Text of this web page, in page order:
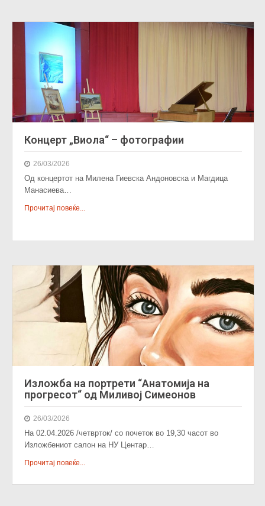
Концерт „Виола“ – фотографии
26/03/2026
Од концертот на Милена Гиевска Андоновска и Магдица
Манасиева…
Прочитај повеќе...
Изложба на портрети “Анатомија на
прогресот“ од Миливој Симеонов
26/03/2026
На 02.04.2026 /четврток/ со почеток во 19,30 часот во
Изложбениот салон на НУ Центар…
Прочитај повеќе...